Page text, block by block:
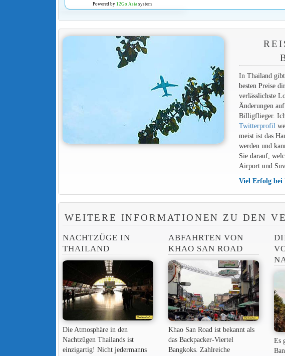
Powered by 12Go Asia system
In Thailand
besten Preise
verlässlichste
Änderungen
Billigflieger.
Twitterprofil
meist ist das
werden und
Sie darauf,
Airport und
Viel Erfolg bei
WEITERE INFORMATIONEN ZU DEN
NACHTZÜGE IN
THAILAND
Die Atmosphäre in den
Nachtzügen Thailands ist
einzigartig! Nicht jedermanns
ABFAHRTEN VON
KHAO SAN ROAD
Khao San Road ist bekannt als
das Backpacker-Viertel
Bangkoks. Zahlreiche
Es